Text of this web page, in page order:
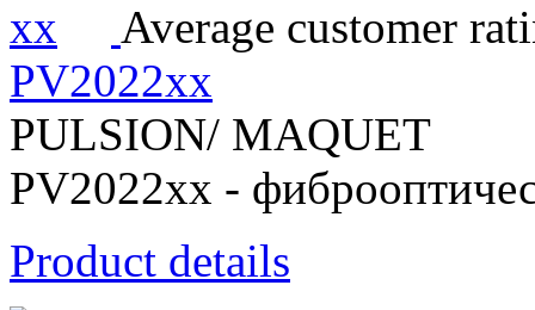
Average customer
PV2022хх
PULSION/ MAQUET
PV2022хх -
Product details